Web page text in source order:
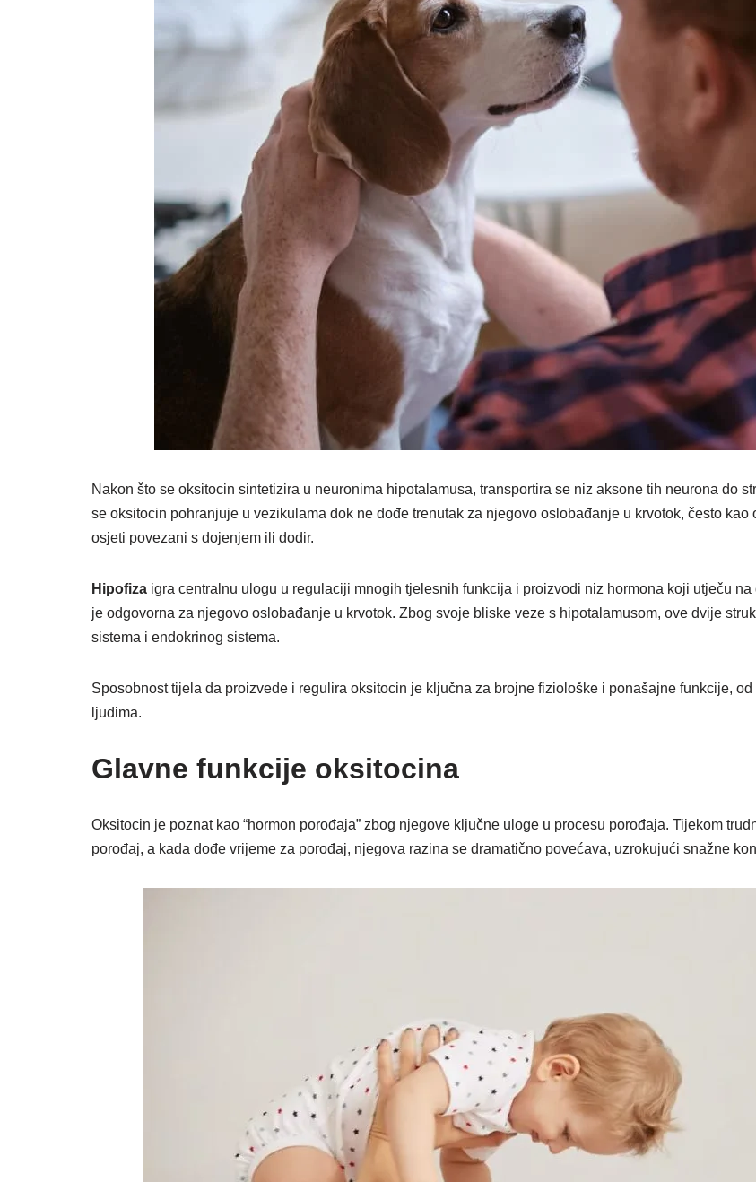
Nakon što se oksitocin sintetizira u neuronima hipotalamusa, transportira se niz aksone tih neurona do
se oksitocin pohranjuje u vezikulama dok ne dođe trenutak za njegovo oslobađanje u krvotok, često
osjeti povezani s dojenjem ili dodir.
Hipofiza igra centralnu ulogu u regulaciji mnogih tjelesnih funkcija i proizvodi niz hormona koji utječu
je odgovorna za njegovo oslobađanje u krvotok. Zbog svoje bliske veze s hipotalamusom, ove dvije
sistema i endokrinog sistema.
Sposobnost tijela da proizvede i regulira oksitocin je ključna za brojne fiziološke i ponašajne funkcije,
ljudima.
Glavne funkcije oksitocina
Oksitocin je poznat kao “hormon porođaja” zbog njegove ključne uloge u procesu porođaja. Tijekom
porođaj, a kada dođe vrijeme za porođaj, njegova razina se dramatično povećava, uzrokujući snažne